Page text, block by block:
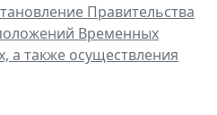
Правительства
Временных
а также осуществления